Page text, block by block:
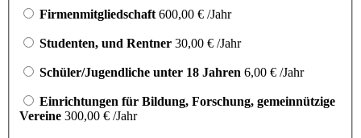
Firmenmitgliedschaft 600,00 € /Jahr
Studenten, und Rentner 30,00 € /Jahr
Schüler/Jugendliche unter 18 Jahren 6,00 € /Jahr
Einrichtungen für Bildung, Forschung, gemeinnützige
Vereine 300,00 € /Jahr